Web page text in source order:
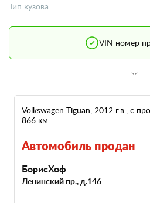
Тип кузова
VIN номер
Volkswagen Tiguan, 2012 г.в., с
866 км
Автомобиль продан
БорисХоф
Ленинский пр., д.146